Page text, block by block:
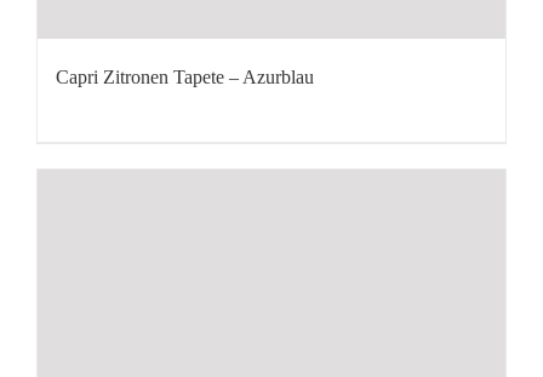
Capri Zitronen Tapete – Azurblau